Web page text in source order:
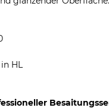
HL